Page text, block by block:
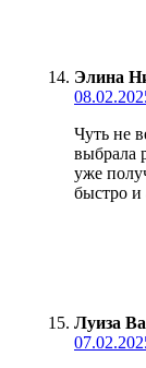
Элина
Чуть не
выбрала
уже
быстро и
Луиза